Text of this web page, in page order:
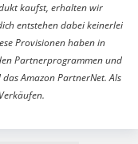
kaufst, erhalten wir
entstehen dabei keinerlei
Provisionen haben in
Partnerprogrammen und
Amazon PartnerNet. Als